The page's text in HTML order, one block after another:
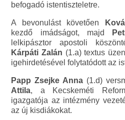
befogadó istentiszteletre.
A bevonulást követően
kezdő imádságot, majd
lelkipásztor apostoli
Kárpáti Zalán (1.a) textus
igehirdetésével folytatódott az
Papp Zsejke Anna (1.d)
Attila, a Kecskeméti
igazgatója az intézmény
az új kisdiákokat.